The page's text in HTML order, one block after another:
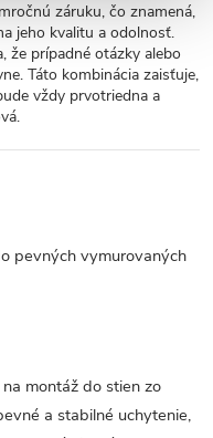
záruku, čo znamená,
jeho kvalitu a odolnosť.
že prípadné otázky alebo
Táto kombinácia zaisťuje,
vždy prvotriedna a
pevných vymurovaných
montáž do stien zo
a stabilné uchytenie,